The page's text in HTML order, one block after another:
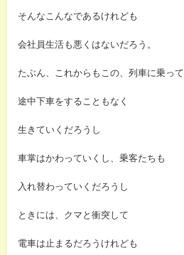
そんなこんなであるけれども
会社員生活も悪くはないだろう。
たぶん、これからもこの、列車に乗って
途中下車をすることもなく
生きていくだろうし
車掌はかわっていくし、乗客たちも
入れ替わっていくだろうし
ときには、クマと衝突して
電車は止まるだろうけれども